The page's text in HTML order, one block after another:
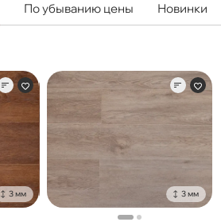
По убыванию цены Новинки
3 мм 3 мм